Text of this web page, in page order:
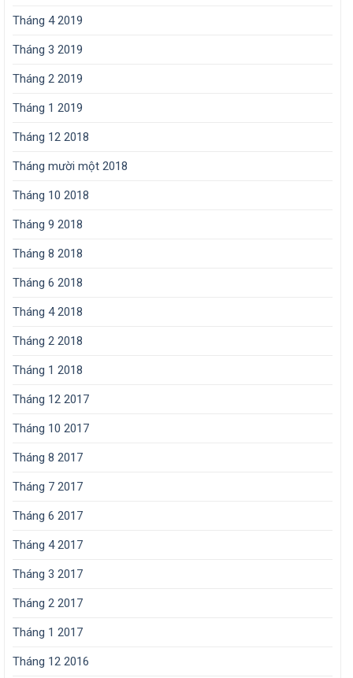
Tháng 4 2019
Tháng 3 2019
Tháng 2 2019
Tháng 1 2019
Tháng 12 2018
Tháng mười một 2018
Tháng 10 2018
Tháng 9 2018
Tháng 8 2018
Tháng 6 2018
Tháng 4 2018
Tháng 2 2018
Tháng 1 2018
Tháng 12 2017
Tháng 10 2017
Tháng 8 2017
Tháng 7 2017
Tháng 6 2017
Tháng 4 2017
Tháng 3 2017
Tháng 2 2017
Tháng 1 2017
Tháng 12 2016